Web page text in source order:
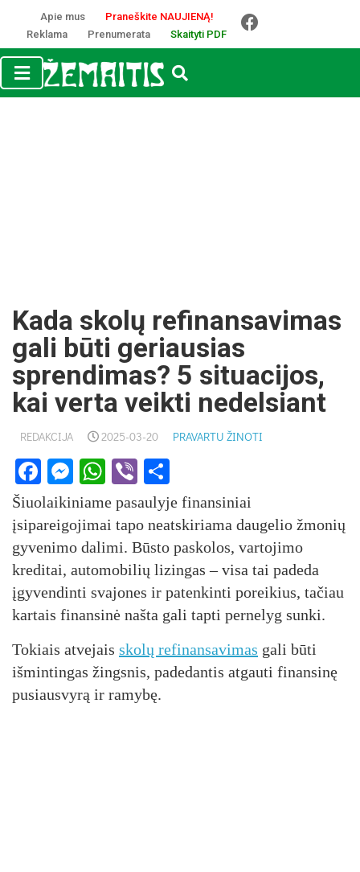
Apie mus
Praneškite NAUJIENĄ!
Reklama
Prenumerata Skaityti PDF
Kada skolų refinansavimas
gali būti geriausias
sprendimas? 5 situacijos,
kai verta veikti nedelsiant
REDAKCIJA 2025-03-20 PRAVARTU ŽINOTI
Facebook
Messenger
WhatsApp
Viber
Šiuolaikiniame pasaulyje finansiniai
įsipareigojimai tapo neatskiriama daugelio žmonių
gyvenimo dalimi. Būsto paskolos, vartojimo
kreditai, automobilių lizingas – visa tai padeda
įgyvendinti svajones ir patenkinti poreikius, tačiau
kartais finansinė našta gali tapti pernelyg sunki.
Tokiais atvejais skolų refinansavimas gali būti
išmintingas žingsnis, padedantis atgauti finansinę
pusiausvyrą ir ramybę.